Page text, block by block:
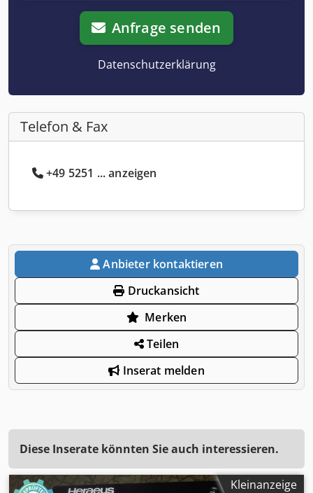
Anfrage senden
Datenschutzerklärung
Telefon & Fax
+49 5251 ... anzeigen
Anbieter kontaktieren
Druckansicht
Merken
Teilen
Inserat melden
Diese Inserate könnten Sie auch interessieren.
Kleinanzeige